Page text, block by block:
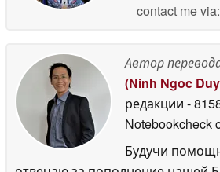
contact me via:
Автор
(Ninh Ngoc
редакции -
Notebookcheck
Будучи